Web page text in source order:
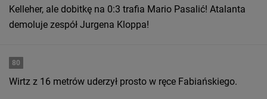
Kelleher, ale dobitkę na 0:3 trafia Mario Pasalić! Atalanta
demoluje zespół Jurgena Kloppa!
80
Wirtz z 16 metrów uderzył prosto w ręce Fabiańskiego.